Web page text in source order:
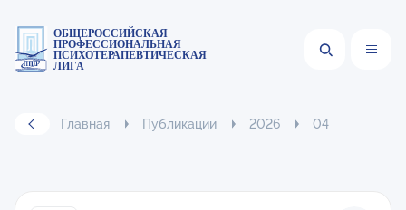
ОБЩЕРОССИЙСКАЯ
ПРОФЕССИОНАЛЬНАЯ
ПСИХОТЕРАПЕВТИЧЕСКАЯ
ЛИГА
Главная Публикации 2026 04